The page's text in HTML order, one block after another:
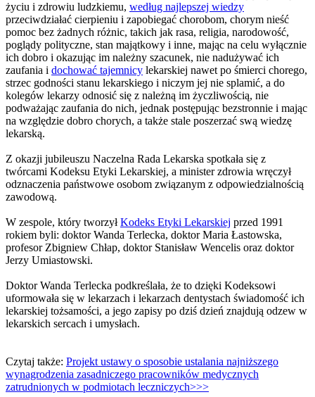
życiu i zdrowiu ludzkiemu, według najlepszej wiedzy
przeciwdziałać cierpieniu i zapobiegać chorobom, chorym nieść
pomoc bez żadnych różnic, takich jak rasa, religia, narodowość,
poglądy polityczne, stan majątkowy i inne, mając na celu wyłącznie
ich dobro i okazując im należny szacunek, nie nadużywać ich
zaufania i dochować tajemnicy lekarskiej nawet po śmierci chorego,
strzec godności stanu lekarskiego i niczym jej nie splamić, a do
kolegów lekarzy odnosić się z należną im życzliwością, nie
podważając zaufania do nich, jednak postępując bezstronnie i mając
na względzie dobro chorych, a także stale poszerzać swą wiedzę
lekarską.
Z okazji jubileuszu Naczelna Rada Lekarska spotkała się z
twórcami Kodeksu Etyki Lekarskiej, a minister zdrowia wręczył
odznaczenia państwowe osobom związanym z odpowiedzialnością
zawodową.
W zespole, który tworzyłKodeks Etyki Lekarskiej przed 1991
rokiem byli: doktor Wanda Terlecka, doktor Maria Łastowska,
profesor Zbigniew Chłap, doktor Stanisław Wencelis oraz doktor
Jerzy Umiastowski.
Doktor Wanda Terlecka podkreślała, że to dzięki Kodeksowi
uformowała się w lekarzach i lekarzach dentystach świadomość ich
lekarskiej tożsamości, a jego zapisy po dziś dzień znajdują odzew w
lekarskich sercach i umysłach.
Czytaj także: Projekt ustawy o sposobie ustalania najniższego
wynagrodzenia zasadniczego pracowników medycznych
zatrudnionych w podmiotach leczniczych>>>